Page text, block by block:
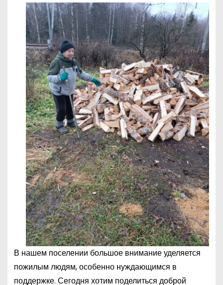
В нашем поселении большое внимание уделяется
пожилым людям, особенно нуждающимся в
поддержке. Сегодня хотим поделиться доброй